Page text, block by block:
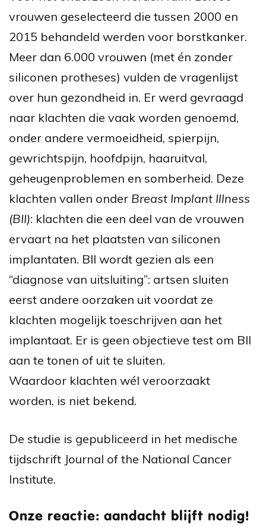
vrouwen geselecteerd die tussen 2000 en
2015 behandeld werden voor borstkanker.
Meer dan 6.000 vrouwen (met én zonder
siliconen protheses) vulden de vragenlijst
over hun gezondheid in. Er werd gevraagd
naar klachten die vaak worden genoemd,
onder andere vermoeidheid, spierpijn,
gewrichtspijn, hoofdpijn, haaruitval,
geheugenproblemen en somberheid. Deze
klachten vallen onder Breast Implant Illness
(BII): klachten die een deel van de vrouwen
ervaart na het plaatsten van siliconen
implantaten. BII wordt gezien als een
“diagnose van uitsluiting”: artsen sluiten
eerst andere oorzaken uit voordat ze
klachten mogelijk toeschrijven aan het
implantaat. Er is geen objectieve test om BII
aan te tonen of uit te sluiten.
Waardoor klachten wél veroorzaakt
worden, is niet bekend.
De studie is gepubliceerd in het medische
tijdschrift Journal of the National Cancer
Institute.
Onze reactie: aandacht blijft nodig!